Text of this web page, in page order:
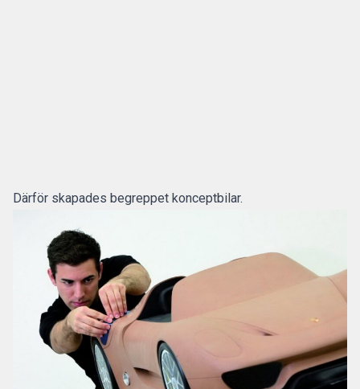
Därför skapades begreppet konceptbilar.